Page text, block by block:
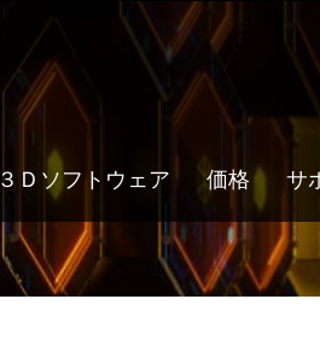
３Ｄソフトウェア 価格 サ